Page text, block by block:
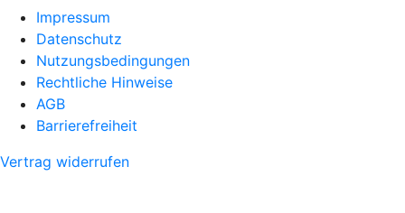
Impressum
Datenschutz
Nutzungsbedingungen
Rechtliche Hinweise
AGB
Barrierefreiheit
Vertrag widerrufen